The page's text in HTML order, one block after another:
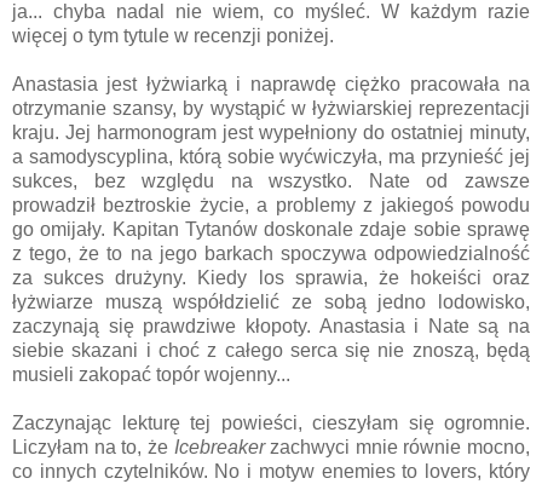
ja... chyba nadal nie wiem, co myśleć. W każdym razie
więcej o tym tytule w recenzji poniżej.
Anastasia jest łyżwiarką i naprawdę ciężko pracowała na
otrzymanie szansy, by wystąpić w łyżwiarskiej reprezentacji
kraju. Jej harmonogram jest wypełniony do ostatniej minuty,
a samodyscyplina, którą sobie wyćwiczyła, ma przynieść jej
sukces, bez względu na wszystko. Nate od zawsze
prowadził beztroskie życie, a problemy z jakiegoś powodu
go omijały. Kapitan Tytanów doskonale zdaje sobie sprawę
z tego, że to na jego barkach spoczywa odpowiedzialność
za sukces drużyny. Kiedy los sprawia, że hokeiści oraz
łyżwiarze muszą współdzielić ze sobą jedno lodowisko,
zaczynają się prawdziwe kłopoty. Anastasia i Nate są na
siebie skazani i choć z całego serca się nie znoszą, będą
musieli zakopać topór wojenny...
Zaczynając lekturę tej powieści, cieszyłam się ogromnie.
Liczyłam na to, że Icebreaker zachwyci mnie równie mocno,
co innych czytelników. No i motyw enemies to lovers, który